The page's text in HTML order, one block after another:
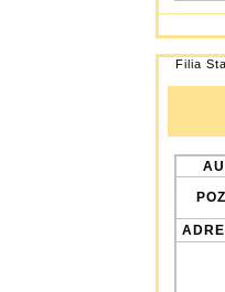
Filia